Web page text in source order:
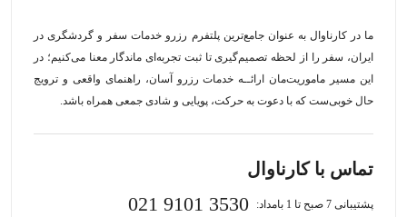
ما در کارناوال به عنوان جامع‌ترین پلتفرم رزرو خدمات سفر و گردشگری در
ایران، سفر را از لحظه‌ تصمیم‌گیری تا ثبت تجربه‌ای ماندگار معنا می‌کنیم؛ در
این مسیر‍ ماموریت‌مان اراﺋــﻪ خدمات رزرو آسان، راهنمای واقعی و ترویج
حال خوبی‌ست که با دعوت به حرکت، پویایی و شادی جمعی همراه باشد.
تماس با کارناوال
پشتیبانی 7 صبح تا 1 بامداد: 021 9101 3530